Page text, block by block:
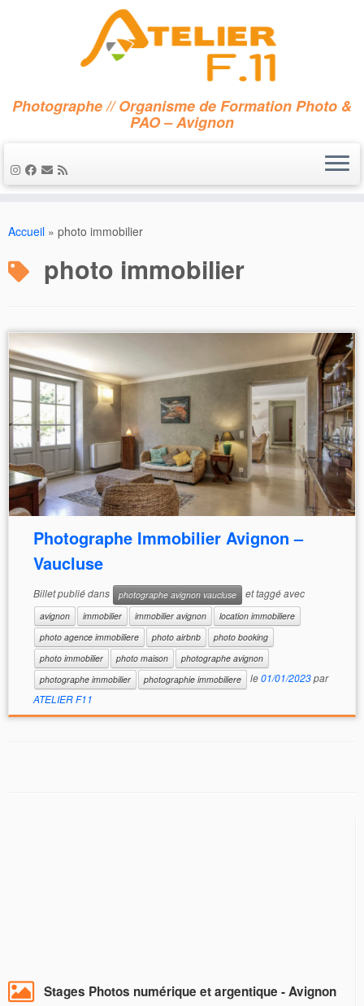
au
Photographe // Organisme de Formation Photo &
PAO – Avignon
Accueil » photo immobilier
photo immobilier
Photographe Immobilier Avignon –
Vaucluse
Billet publié dans photographe avignon vaucluse et taggé avec
avignon immobilier immobilier avignon
location immobiliere
photo agence immobiliere
photo airbnb
photo booking
photo immobilier
photo maison
photographe avignon
photographe immobilier
photographie immobiliere le01/01/2023par
ATELIER F11
Stages Photos numérique et argentique - Avignon